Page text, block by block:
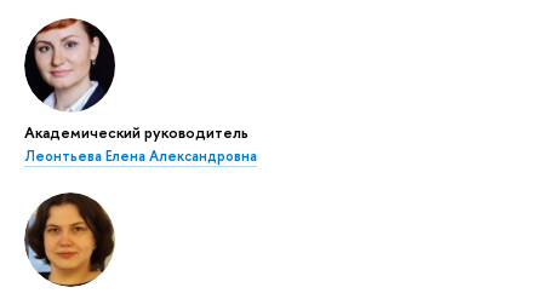
Академический руководитель
Леонтьева Елена Александровна